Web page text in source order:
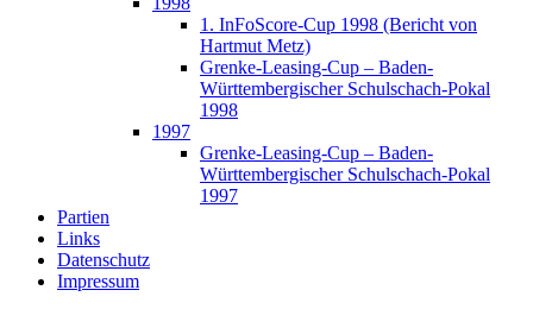
1. InFoScore-Cup 1998 (Bericht von
Hartmut Metz)
Grenke-Leasing-Cup – Baden-
Württembergischer Schulschach-Pokal
1998
1997
Grenke-Leasing-Cup – Baden-
Württembergischer Schulschach-Pokal
1997
Partien
Links
Datenschutz
Impressum